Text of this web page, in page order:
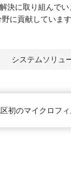
決に取り組んで
に貢献していま
システムソリュ
初のマイクロフ